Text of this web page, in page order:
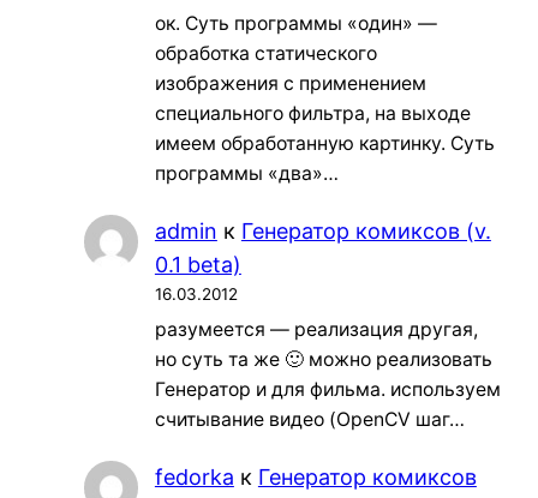
ок. Суть программы «один» —
обработка статического
изображения с применением
специального фильтра, на выходе
имеем обработанную картинку. Суть
программы «два»…
admin к Генератор комиксов (v.
0.1 beta)
16.03.2012
разумеется — реализация другая,
но суть та же 🙂 можно реализовать
Генератор и для фильма. используем
считывание видео (OpenCV шаг…
fedorka к Генератор комиксов